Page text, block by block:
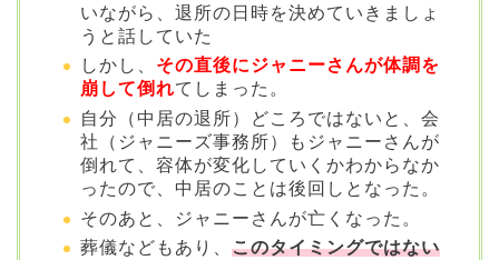
いながら、退所の日時を決めていきましょ
うと話していた
しかし、 その直後にジャニーさんが体調を
崩して倒れてしまった。
自分（中居の退所）どころではないと、会
社（ジャニーズ事務所）もジャニーさんが
倒れて、容体が変化していくかわからなか
ったので、中居のことは後回しとなった。
そのあと、ジャニーさんが亡くなった。
葬儀などもあり、 このタイミングではない